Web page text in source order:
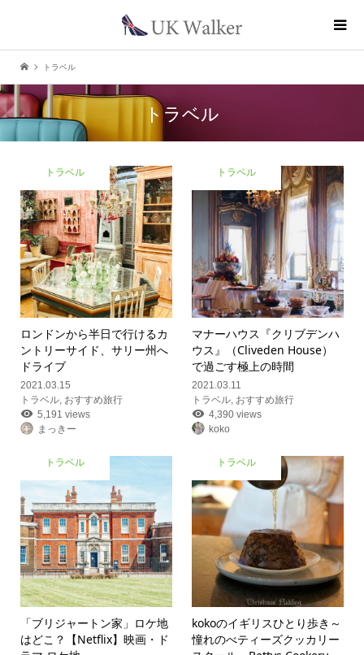
トラベル
トラベル
トラベル
ロンドンから半日で行けるカ
ントリーサイド、サリー州へ
ドライブ
2021.03.15
トラベル, おすすめ旅行
5,191 views
まっきー
トラベル
マナーハウス『クリブデンハ
ウス』（Cliveden House）
で過ごす極上の時間
2021.03.11
トラベル おすすめ旅行
4,390 views
koko
トラベル
「ブリジャートン家」ロケ地
はどこ？【Netflix】映画・ド
トラベル
kokoのイギリスひとり歩き ～
憧れのべティーズクッカリー